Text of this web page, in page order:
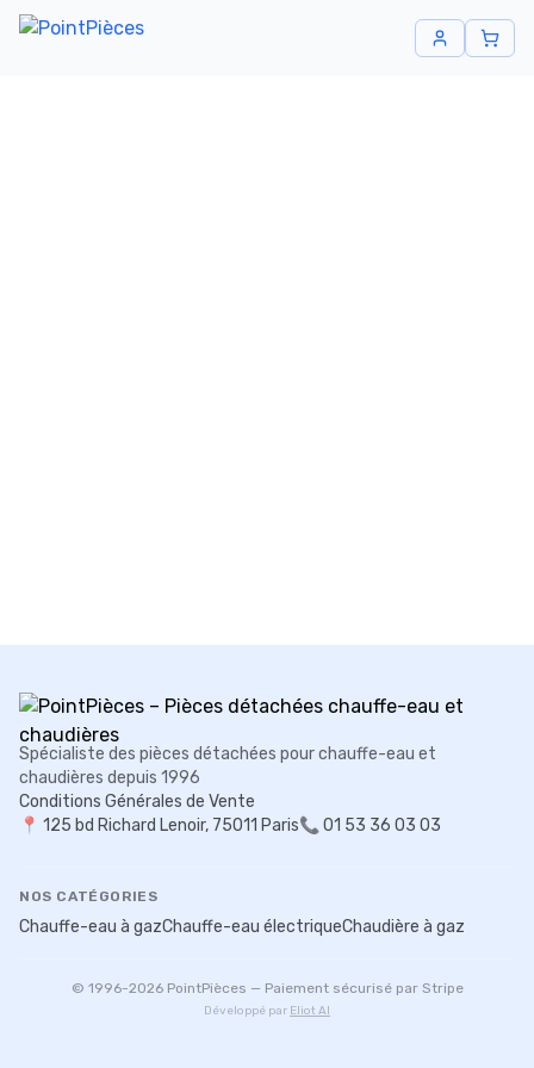
Spécialiste des pièces détachées pour chauffe-eau et
chaudières depuis 1996
Conditions Générales de Vente
📍 125 bd Richard Lenoir, 75011 Paris📞 01 53 36 03 03
NOS CATÉGORIES
Chauffe-eau à gazChauffe-eau électriqueChaudière à gaz
© 1996-2026PointPièces — Paiement sécurisé par Stripe
Développé par Eliot AI